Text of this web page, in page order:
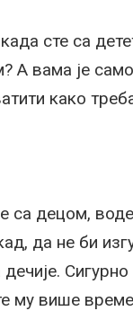
сте са
А вама је
како
децом,
да не би
му више